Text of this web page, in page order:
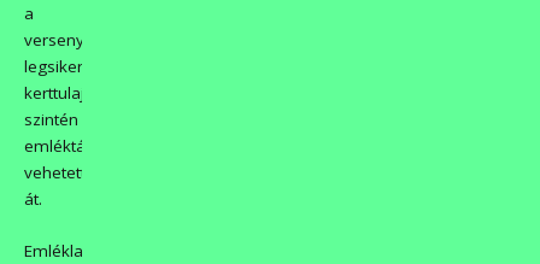
a
versenyben
legsikeresebb
kerttulajdonos
szintén
emléktáblát
vehetett
át.
Emléklappal